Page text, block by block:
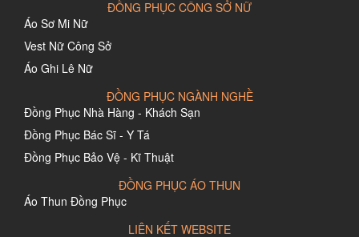
ĐỒNG PHỤC CÔNG SỞ NỮ
Áo Sơ Mi Nữ
Vest Nữ Công Sở
Áo Ghi Lê Nữ
ĐỒNG PHỤC NGÀNH NGHỀ
Đồng Phục Nhà Hàng - Khách Sạn
Đồng Phục Bác Sĩ - Y Tá
Đồng Phục Bảo Vệ - Kĩ Thuật
ĐỒNG PHỤC ÁO THUN
Áo Thun Đồng Phục
LIÊN KẾT WEBSITE